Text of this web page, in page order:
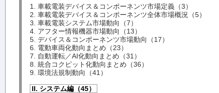
1. 車載電装デバイス＆コンポーネンツ市場定義（3）
2. 車載電装デバイス＆コンポーネンツ全体市場概況（5）
3. 車載電装システム市場動向（7）
4. アフター情報機器市場動向（13）
5. デバイス＆コンポーネンツ市場動向（17）
6. 電動車両化動向まとめ（23）
7. 自動運転／AI化動向まとめ（31）
8. 統合コクピット化動向まとめ（36）
9. 環境法規制動向（41）
II. システム編（45）